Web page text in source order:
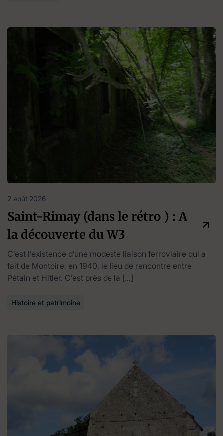
2 août 2026
Saint-Rimay (dans le rétro ) : A
la découverte du W3
C’est l’existence d’une modeste liaison ferroviaire qui a
fait de Montoire, en 1940, le lieu de rencontre entre
Pétain et Hitler. C’est près de la […]
Histoire et patrimoine